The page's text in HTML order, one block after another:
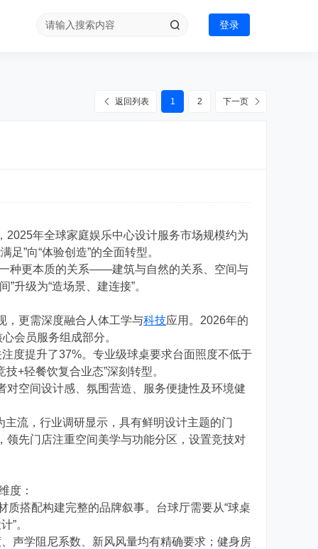
登录
1 2 下一页
返回列表
年全球家庭娱乐中心设计服务市场规模约为
”向“体验创造”的全面转型。
一种更本质的关系——建筑与自然的关系、空间与
升级为“造场景、建连接”。
，更需深度融合人体工学与科技应用。2026年的
会员服务组成部分。
度提升了37%。专业级球桌要求台面照度不低于
+轻餐饮复合业态”深刻转型。
空间设计感、氛围营造、服务便捷性及环境健
主流，行业调研显示，具有鲜明设计主题的门
先门店注重空间美学与功能分区，设置竞技对
度：
搭配构建完整的品牌叙事。台球厅需要从“球桌
”。
声学阻尼系数、新风风量均有精确要求；健身房